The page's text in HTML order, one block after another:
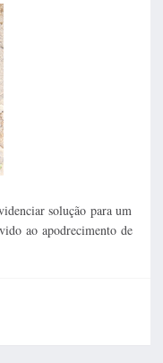
solução para um
ao apodrecimento de